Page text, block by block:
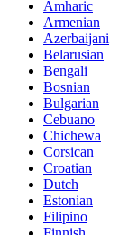
Amharic
Armenian
Azerbaijani
Belarusian
Bengali
Bosnian
Bulgarian
Cebuano
Chichewa
Corsican
Croatian
Dutch
Estonian
Filipino